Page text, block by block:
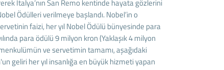
İtalya’nın San Remo kentinde hayata gözlerini
Ödülleri verilmeye başlandı. Nobel’in o
faizi, her yıl Nobel Ödülü bünyesinde para
para ödülü 9 milyon kron (Yaklaşık 4 milyon
ve servetimin tamamı, aşağıdaki
geliri her yıl insanlığa en büyük hizmeti yapan